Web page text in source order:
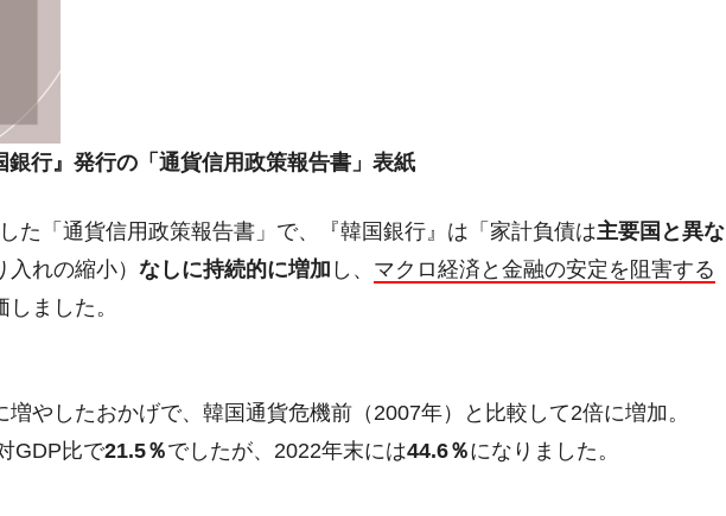
銀行』発行の「通貨信用政策報告書」表紙
た「通貨信用政策報告書」で、『韓国銀行』は「家計負債は主要国と異な
入れの縮小） なしに持続的に増加 し、 マクロ経済と金融の安定を阻害する
しました。
やしたおかげで、韓国通貨危機前（2007年）と比較して2倍に増加。
GDP比で21.5％でしたが、2022年末には44.6％になりました。